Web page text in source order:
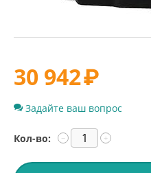
30 942₽
Задайте ваш вопрос
Кол-во: +
−